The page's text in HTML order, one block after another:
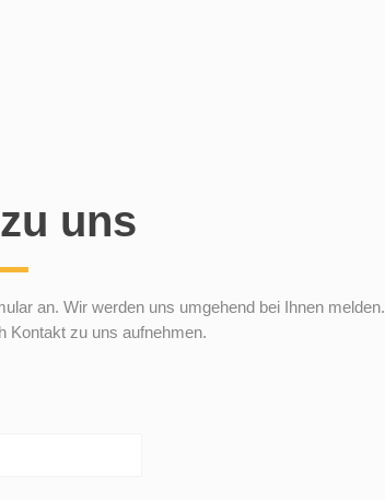
uns
an. Wir werden uns umgehend bei Ihnen melden.
Kontakt zu uns aufnehmen.